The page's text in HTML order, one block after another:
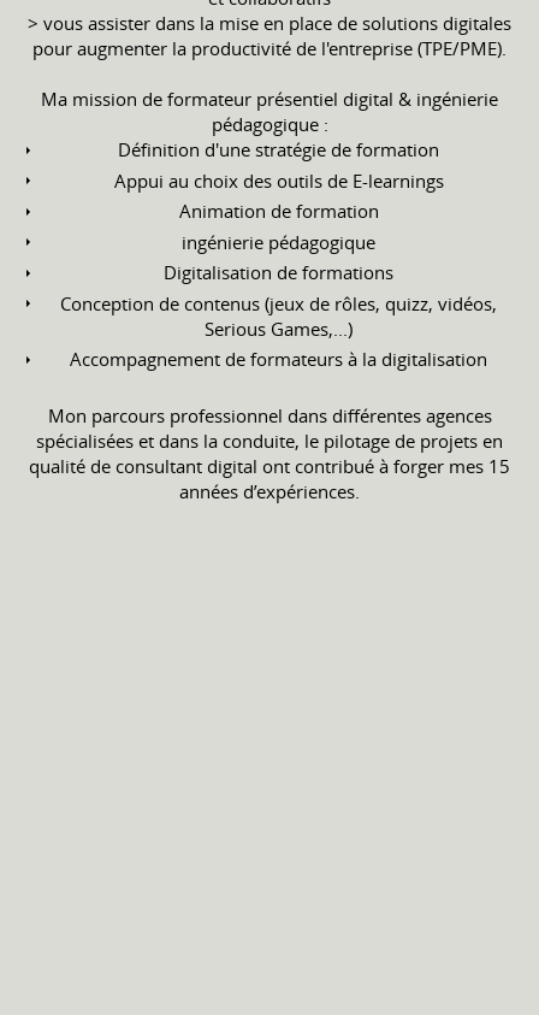
> vous assister dans la mise en place de solutions digitales
pour augmenter la productivité de l'entreprise (TPE/PME).
Ma mission de formateur présentiel digital & ingénierie
pédagogique :
Définition d'une stratégie de formation
Appui au choix des outils de E-learnings
Animation de formation
ingénierie pédagogique
Digitalisation de formations
Conception de contenus (jeux de rôles, quizz, vidéos,
Serious Games,...)
Accompagnement de formateurs à la digitalisation
Mon parcours professionnel dans différentes agences
spécialisées et dans la conduite, le pilotage de projets en
qualité de consultant digital ont contribué à forger mes 15
années d’expériences.